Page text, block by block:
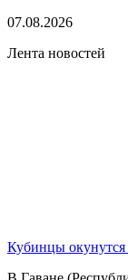
07.08.2026
Лента новостей
Кубинцы окунутся